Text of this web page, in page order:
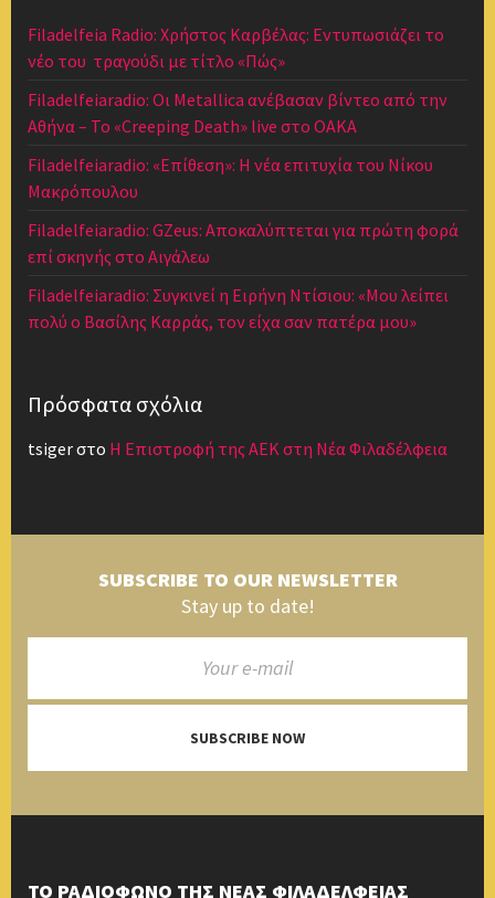
Filadelfeia Radio: Χρήστος Καρβέλας: Εντυπωσιάζει το
νέο του τραγούδι με τίτλο «Πώς»
Filadelfeiaradio: Οι Metallica ανέβασαν βίντεο από την
Αθήνα – Το «Creeping Death» live στο ΟΑΚΑ
Filadelfeiaradio: «Επίθεση»: Η νέα επιτυχία του Νίκου
Μακρόπουλου
Filadelfeiaradio: GZeus: Αποκαλύπτεται για πρώτη φορά
επί σκηνής στο Αιγάλεω
Filadelfeiaradio: Συγκινεί η Ειρήνη Ντίσιου: «Μου λείπει
πολύ ο Βασίλης Καρράς, τον είχα σαν πατέρα μου»
Πρόσφατα σχόλια
tsigerστο Η Επιστροφή της ΑΕΚ στη Νέα Φιλαδέλφεια
SUBSCRIBE TO OUR NEWSLETTER
Stay up to date!
SUBSCRIBE NOW
ΤΟ ΡΑΔΙΟΦΩΝΟ ΤΗΣ ΝΕΑΣ ΦΙΛΑΔΕΛΦΕΙΑΣ